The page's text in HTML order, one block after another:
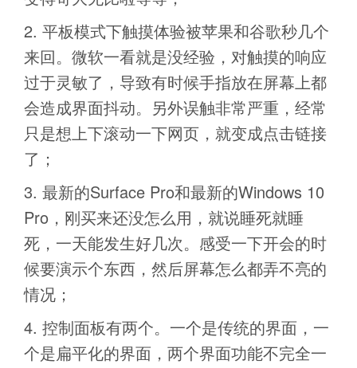
平板模式下触摸体验被苹果和谷歌秒几个
来回。微软一看就是没经验，对触摸的响应
过于灵敏了，导致有时候手指放在屏幕上都
会造成界面抖动。另外误触非常严重，经常
只是想上下滚动一下网页，就变成点击链接
了；
最新的Surface Pro和最新的Windows 10
Pro，刚买来还没怎么用，就说睡死就睡
死，一天能发生好几次。感受一下开会的时
候要演示个东西，然后屏幕怎么都弄不亮的
情况；
控制面板有两个。一个是传统的界面，一
个是扁平化的界面，两个界面功能不完全一